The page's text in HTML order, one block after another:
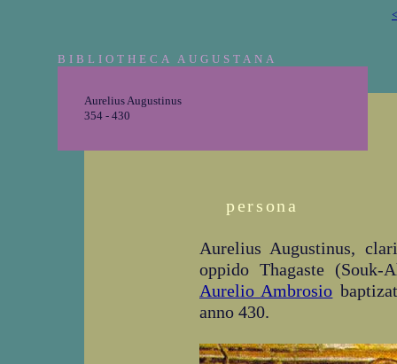
BIBLIOTHECA AUGUSTANA
Aurelius Augustinus
354 - 430
persona
Aurelius Augustinus,
oppido Thagaste
Aurelio Ambrosio
anno 430.